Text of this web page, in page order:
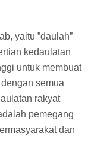
yaitu ”daulah”
kedaulatan
untuk membuat
semua
rakyat
pemegang
dan